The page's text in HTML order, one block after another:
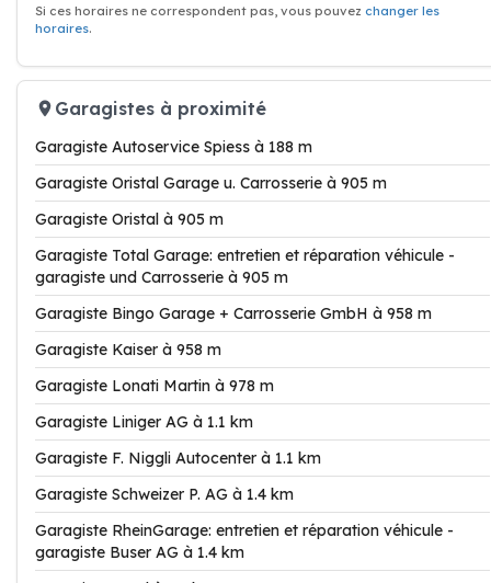
Si ces horaires ne correspondent pas, vous pouvez changer les
horaires.
Garagistes à proximité
Garagiste Autoservice Spiess à 188 m
Garagiste Oristal Garage u. Carrosserie à 905 m
Garagiste Oristal à 905 m
Garagiste Total Garage: entretien et réparation véhicule -
garagiste und Carrosserie à 905 m
Garagiste Bingo Garage + Carrosserie GmbH à 958 m
Garagiste Kaiser à 958 m
Garagiste Lonati Martin à 978 m
Garagiste Liniger AG à 1.1 km
Garagiste F. Niggli Autocenter à 1.1 km
Garagiste Schweizer P. AG à 1.4 km
Garagiste RheinGarage: entretien et réparation véhicule -
garagiste Buser AG à 1.4 km